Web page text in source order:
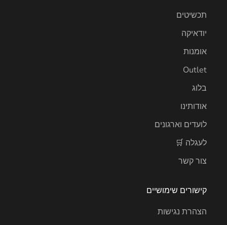
תכשיטים
יודאיקה
אומנות
Outlet
בלוג
אודותינו
לועדים וארגונים
לעגלה 🛒
צור קשר
קישורים שימושיים
הצהרת נגישות